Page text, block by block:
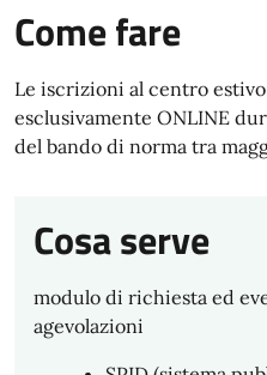
Come fare
Le iscrizioni al centro
esclusivamente ONLINE
del bando di norma tra
Cosa serve
modulo di richiesta ed
agevolazioni